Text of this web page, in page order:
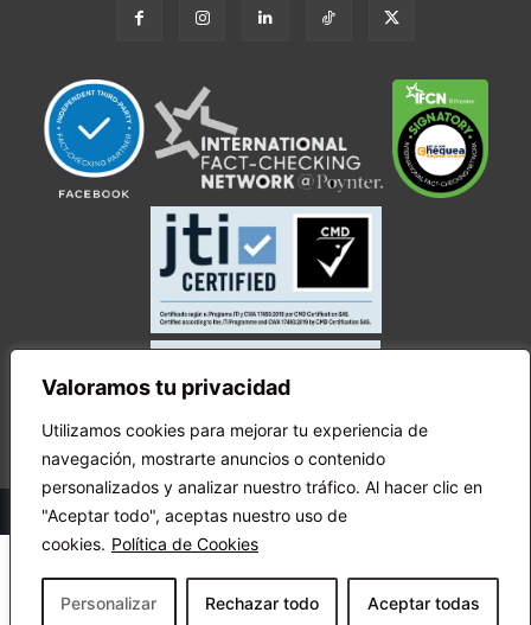
Valoramos tu privacidad
Utilizamos cookies para mejorar tu experiencia de
navegación, mostrarte anuncios o contenido
personalizados y analizar nuestro tráfico. Al hacer clic en
"Aceptar todo", aceptas nuestro uso de
cookies. Política de Cookies
Personalizar Rechazar todo Aceptar todas
© Copyright Ecuador Chequea 2025.